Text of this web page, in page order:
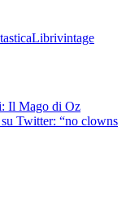
Librivintage
Il Mago di Oz
Twitter: “no clowns